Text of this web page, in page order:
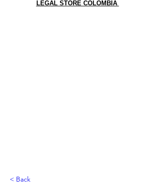
LEGAL STORE COLOMBIA
< Back